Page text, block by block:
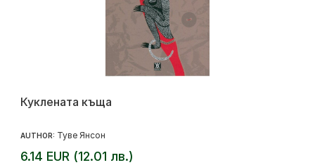
Куклената къща
AUTHOR: Туве Янсон
6.14 EUR (12.01 лв.)